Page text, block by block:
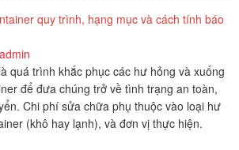
quy trình, hạng mục và cách tính báo
admin
quá trình khắc phục các hư hỏng và xuống
để đưa chúng trở về tình trạng an toàn,
Chi phí sửa chữa phụ thuộc vào loại hư
(khô hay lạnh), và đơn vị thực hiện.